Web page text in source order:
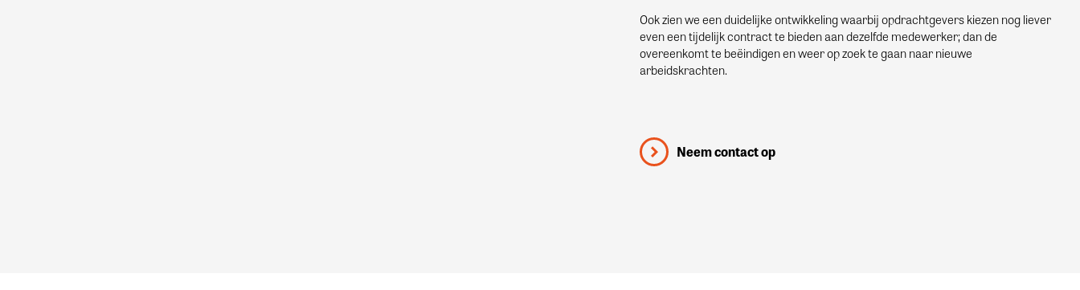
Ook zien we een duidelijke ontwikkeling waarbij opdrachtgevers kiezen nog liever
even een tijdelijk contract te bieden aan dezelfde medewerker; dan de
overeenkomt te beëindigen en weer op zoek te gaan naar nieuwe
arbeidskrachten.
Neem contact op